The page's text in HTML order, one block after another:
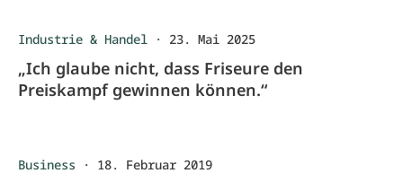
Industrie & Handel · 23. Mai 2025
„Ich glaube nicht, dass Friseure den
Preiskampf gewinnen können.“
Business · 18. Februar 2019